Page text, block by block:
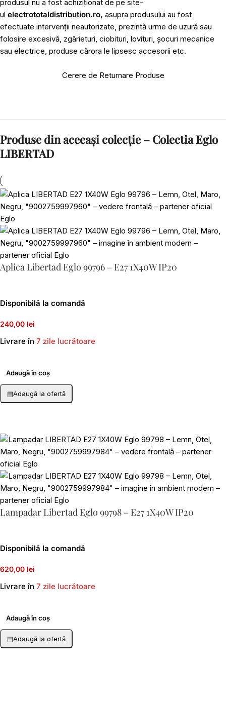
produsul nu a fost achiziționat de pe site-
ul electrototaldistribution.ro, asupra produsului au fost
efectuate intervenții neautorizate, prezintă urme de uzură sau
folosire excesivă, zgârieturi, ciobituri, lovituri, șocuri mecanice
sau electrice, produse cărora le lipsesc accesorii etc.
Cerere de Returnare Produse
Produse din aceeași colecție – Colectia Eglo
LIBERTAD
Aplica Libertad Eglo 99796 – E27 1X40W IP20
Disponibilă la comandă
240,00 lei
Livrare în 7 zile lucrătoare
Adaugă în coș
▤Adaugă la ofertă
Lampadar Libertad Eglo 99798 – E27 1X40W IP20
Disponibilă la comandă
620,00 lei
Livrare în 7 zile lucrătoare
Adaugă în coș
▤Adaugă la ofertă